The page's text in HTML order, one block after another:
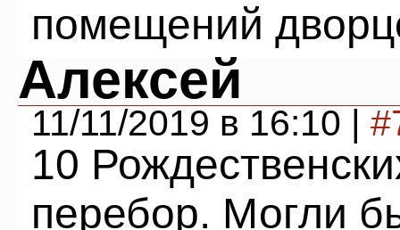
помещений
Алексей
11/11/2019 в 16:10 |
10
перебор. Могли